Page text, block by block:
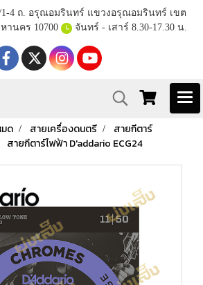
4 ถ. อรุณอมรินทร์ แขวงอรุณอมรินทร์ เขต
านคร 10700
จันทร์ - เสาร์ 8.30-17.30 น.
ด สายเครื่องดนตรี
สายกีตาร์
สายกีตาร์ไฟฟ้า D'addario ECG24